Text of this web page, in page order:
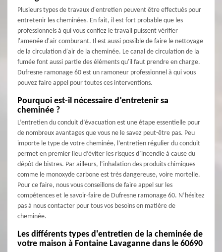
Plusieurs types de travaux d'entretien peuvent être effectués pour
entretenir les cheminées. En fait, il est fort probable que les
professionnels à qui vous confiez le travail puissent vérifier
l'amenée d'air comburant. Il est aussi possible de faire le nettoyage
de la circulation d'air de la cheminée. Le canal de circulation de la
fumée font aussi partie des éléments qu'il faut prendre en charge.
Dufresne ramonage 60 est un ramoneur professionnel à qui vous
pouvez faire appel pour toutes ces interventions.
Pourquoi est-il nécessaire d’entretenir sa
cheminée ?
L’entretien du conduit d’évacuation est une étape essentielle pour
de nombreux avantages que vous ne le savez peut-être pas. Peu
importe le type de votre cheminée, l’entretien régulier du conduit
permet en premier lieu d’éviter les risques d’incendie à cause du
dépôt de bistres. Par ailleurs, l’inhalation des produits chimiques
comme le monoxyde carbone est très dangereuse, voire mortelle.
Pour ce faire, nous vous conseillons de faire appel sur les
compétences et le savoir-faire de Dufresne ramonage 60. N’hésitez
pas à nous contacter pour tous vos besoins en matière de
cheminée.
Les différents types d'entretien de la cheminée de
votre maison à Fontaine Lavaganne dans le 60690